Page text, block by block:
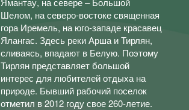
Шелом, на северо-востоке священная
гора Иремель, на юго-западе красавец
Ялангас. Здесь реки Арша и Тирлян,
сливаясь, впадают в Белую. Поэтому
Тирлян представляет большой
интерес для любителей отдыха на
природе. Бывший рабочий поселок
отметил в 2012 году свое 260-летие.